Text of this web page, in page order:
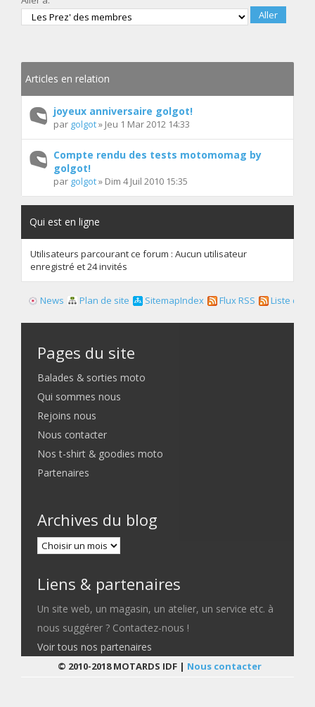
Articles en relation
joyeux anniversaire golgot!
par golgot» Jeu 1 Mar 2012 14:33
Compte rendu des tests motomomag by
golgot!
par golgot» Dim 4 Juil 2010 15:35
Qui est en ligne
Utilisateurs parcourant ce forum : Aucun utilisateur
enregistré et 24 invités
News Plan de site SitemapIndex Flux RSS Liste des
Pages du site
Balades & sorties moto
Qui sommes nous
Rejoins nous
Nous contacter
Nos t-shirt & goodies moto
Partenaires
Archives du blog
Liens & partenaires
Un site web, un magasin, un atelier, un service etc. à
nous suggérer ? Contactez-nous !
Voir tous nos partenaires
© 2010-2018 MOTARDS IDF | Nous contacter